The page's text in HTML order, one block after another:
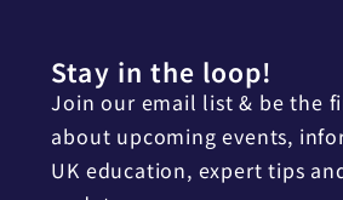
Stay in the loop!
Join our email list & be the
about upcoming events,
UK education, expert tips